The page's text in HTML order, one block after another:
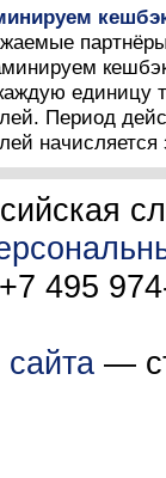
единицу
Период
495
—